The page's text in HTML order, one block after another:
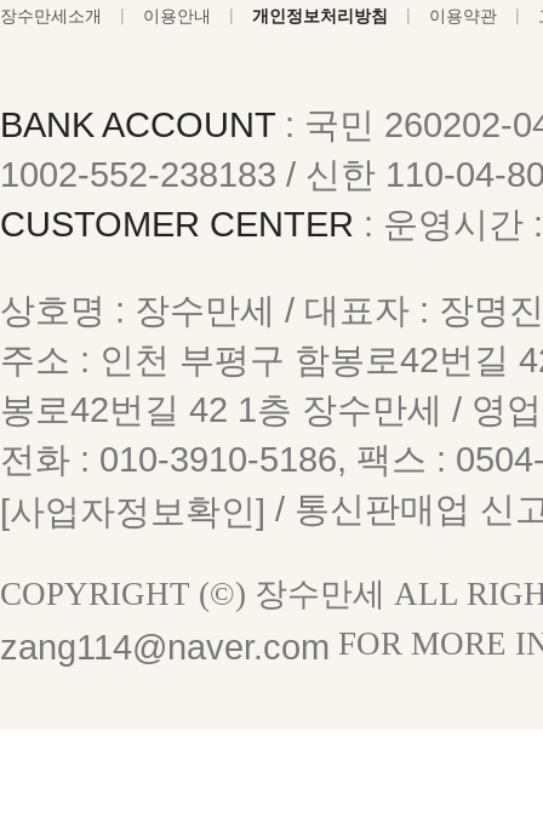
장수만세소개 | 이용안내 | 개인정보처리방침 | 이용약관 |
BANK ACCOUNT : 국민 260202-
1002-552-238183 / 신한 110-04-
CUSTOMER CENTER : 운영시간
상호명 : 장수만세 / 대표자 : 장명
주소 : 인천 부평구 함봉로42번길
봉로42번길 42 1층 장수만세 / 영
전화 : 010-3910-5186, 팩스 :
[사업자정보확인] / 통신판매업 신
COPYRIGHT (©) 장수만세 ALL
zang114@naver.com FOR MORE